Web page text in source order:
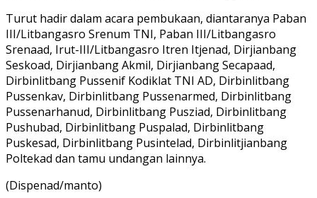
Turut hadir dalam acara pembukaan, diantaranya Paban
III/Litbangasro Srenum TNI, Paban III/Litbangasro
Srenaad, Irut-III/Litbangasro Itren Itjenad, Dirjianbang
Seskoad, Dirjianbang Akmil, Dirjianbang Secapaad,
Dirbinlitbang Pussenif Kodiklat TNI AD, Dirbinlitbang
Pussenkav, Dirbinlitbang Pussenarmed, Dirbinlitbang
Pussenarhanud, Dirbinlitbang Pusziad, Dirbinlitbang
Pushubad, Dirbinlitbang Puspalad, Dirbinlitbang
Puskesad, Dirbinlitbang Pusintelad, Dirbinlitjianbang
Poltekad dan tamu undangan lainnya.
(Dispenad/manto)